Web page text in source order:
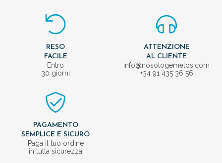
RESO
FACILE
Entro
30 giorni
ATTENZIONE
AL CLIENTE
info@nosologemelos.com
+34 91 435 36 56
PAGAMENTO
SEMPLICE E SICURO
Paga il tuo ordine
in tutta sicurezza